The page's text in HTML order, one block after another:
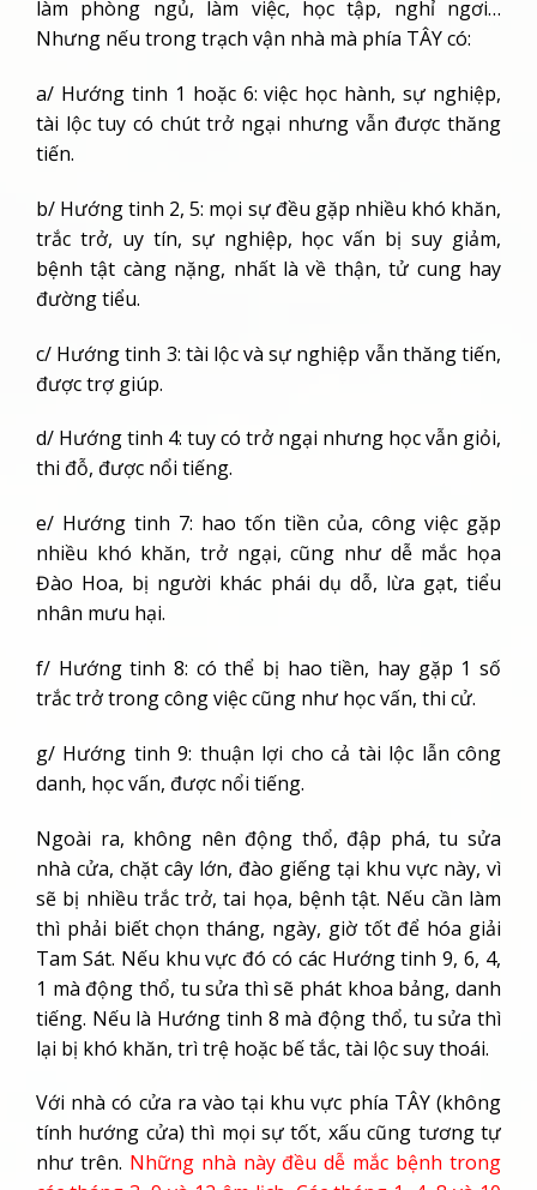
làm phòng ngủ, làm việc, học tập, nghỉ ngơi…
Nhưng nếu trong trạch vận nhà mà phía TÂY có:
a/ Hướng tinh 1 hoặc 6: việc học hành, sự nghiệp,
tài lộc tuy có chút trở ngại nhưng vẫn được thăng
tiến.
b/ Hướng tinh 2, 5: mọi sự đều gặp nhiều khó khăn,
trắc trở, uy tín, sự nghiệp, học vấn bị suy giảm,
bệnh tật càng nặng, nhất là về thận, tử cung hay
đường tiểu.
c/ Hướng tinh 3: tài lộc và sự nghiệp vẫn thăng tiến,
được trợ giúp.
d/ Hướng tinh 4: tuy có trở ngại nhưng học vẫn giỏi,
thi đỗ, được nổi tiếng.
e/ Hướng tinh 7: hao tốn tiền của, công việc gặp
nhiều khó khăn, trở ngại, cũng như dễ mắc họa
Đào Hoa, bị người khác phái dụ dỗ, lừa gạt, tiểu
nhân mưu hại.
f/ Hướng tinh 8: có thể bị hao tiền, hay gặp 1 số
trắc trở trong công việc cũng như học vấn, thi cử.
g/ Hướng tinh 9: thuận lợi cho cả tài lộc lẫn công
danh, học vấn, được nổi tiếng.
Ngoài ra, không nên động thổ, đập phá, tu sửa
nhà cửa, chặt cây lớn, đào giếng tại khu vực này, vì
sẽ bị nhiều trắc trở, tai họa, bệnh tật. Nếu cần làm
thì phải biết chọn tháng, ngày, giờ tốt để hóa giải
Tam Sát. Nếu khu vực đó có các Hướng tinh 9, 6, 4,
1 mà động thổ, tu sửa thì sẽ phát khoa bảng, danh
tiếng. Nếu là Hướng tinh 8 mà động thổ, tu sửa thì
lại bị khó khăn, trì trệ hoặc bế tắc, tài lộc suy thoái.
Với nhà có cửa ra vào tại khu vực phía TÂY (không
tính hướng cửa) thì mọi sự tốt, xấu cũng tương tự
như trên. Những nhà này đều dễ mắc bệnh trong